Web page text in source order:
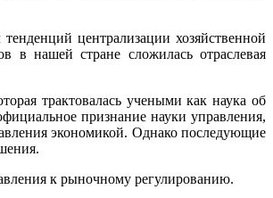
централизации хозяйственной
в нашей стране сложилась отраслевая
трактовалась учеными как наука об
признание науки управления,
экономикой. Однако последующие
к рыночному регулированию.